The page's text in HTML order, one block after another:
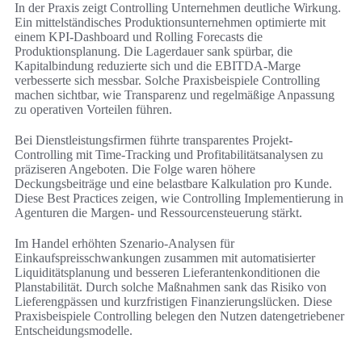
In der Praxis zeigt Controlling Unternehmen deutliche Wirkung.
Ein mittelständisches Produktionsunternehmen optimierte mit
einem KPI-Dashboard und Rolling Forecasts die
Produktionsplanung. Die Lagerdauer sank spürbar, die
Kapitalbindung reduzierte sich und die EBITDA-Marge
verbesserte sich messbar. Solche Praxisbeispiele Controlling
machen sichtbar, wie Transparenz und regelmäßige Anpassung
zu operativen Vorteilen führen.
Bei Dienstleistungsfirmen führte transparentes Projekt-
Controlling mit Time-Tracking und Profitabilitätsanalysen zu
präziseren Angeboten. Die Folge waren höhere
Deckungsbeiträge und eine belastbare Kalkulation pro Kunde.
Diese Best Practices zeigen, wie Controlling Implementierung in
Agenturen die Margen- und Ressourcensteuerung stärkt.
Im Handel erhöhten Szenario-Analysen für
Einkaufspreisschwankungen zusammen mit automatisierter
Liquiditätsplanung und besseren Lieferantenkonditionen die
Planstabilität. Durch solche Maßnahmen sank das Risiko von
Lieferengpässen und kurzfristigen Finanzierungslücken. Diese
Praxisbeispiele Controlling belegen den Nutzen datengetriebener
Entscheidungsmodelle.